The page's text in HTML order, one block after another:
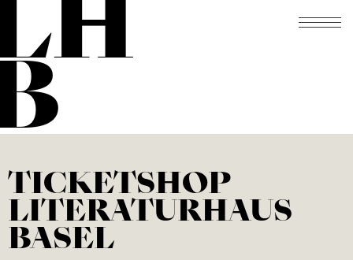
TICKETSHOP
LITERATURHAUS
BASEL